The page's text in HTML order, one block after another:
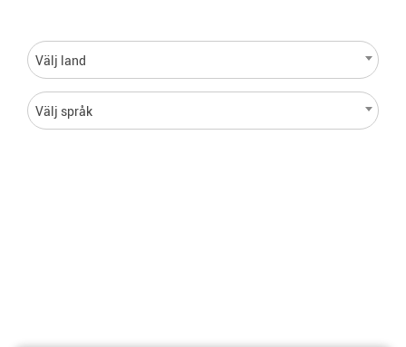
Välj land
Välj språk